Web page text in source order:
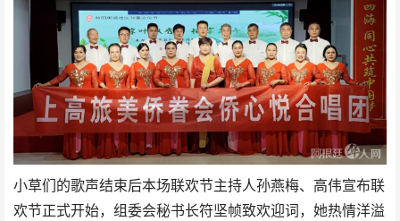
小草们的歌声结束后本场联欢节主持人孙燕梅、高伟宣布联
欢节正式开始，组委会秘书长符坚帧致欢迎词，她热情洋溢